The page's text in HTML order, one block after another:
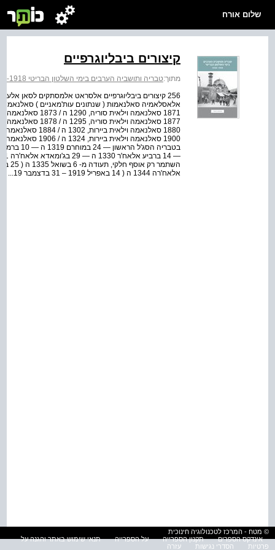
שלום אורח
קיצורים ביבליוגרפיים
מתוך:טבריה ותושביה הערבים בימי השלטון הבריטי 1948-1918
256 קיצורים ביבליוגרפיים אלסראט אלמסתקים
אלאח'רה 1344 ה ( 14 באפריל 1919 – 31 בדצמבר 19...
© מטח - המרכז לטכנולוגיה חינוכית
אינדקס הספרים
תקנון הספרייה על הספרייה
תנאי שימוש באתר והגנה על
פרטיות
הסדרי נגישות עזרה